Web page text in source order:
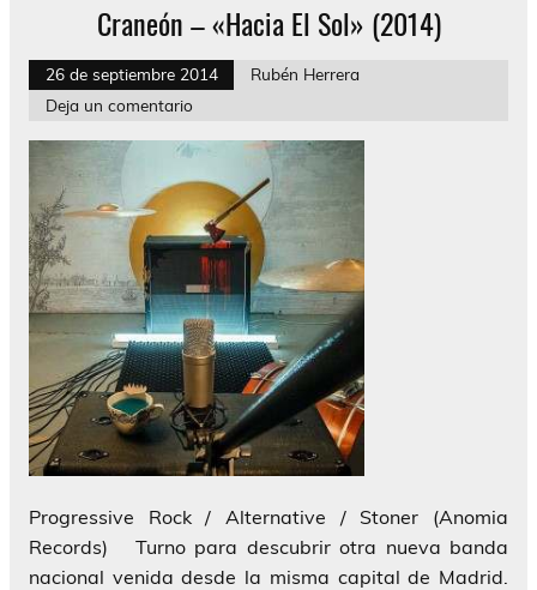
Craneón – «Hacia El Sol» (2014)
26 de septiembre 2014
Rubén Herrera
Deja un comentario
Progressive Rock / Alternative / Stoner (Anomia
Records) Turno para descubrir otra nueva banda
nacional venida desde la misma capital de Madrid.